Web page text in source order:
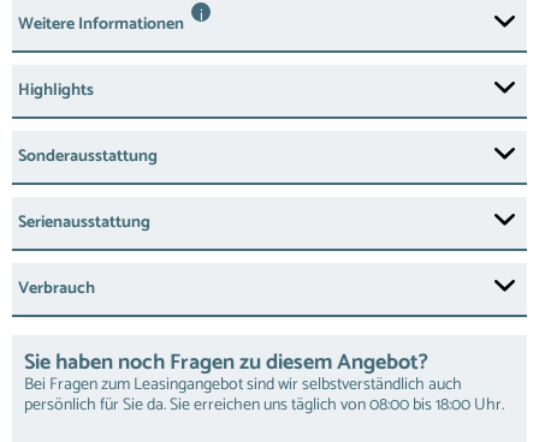
Weitere Informationen i
Highlights
Sonderausstattung
Serienausstattung
Verbrauch
Sie haben noch Fragen zu diesem Angebot?
Bei Fragen zum Leasingangebot sind wir selbstverständlich auch
persönlich für Sie da. Sie erreichen uns täglich von 08:00 bis 18:00 Uhr.